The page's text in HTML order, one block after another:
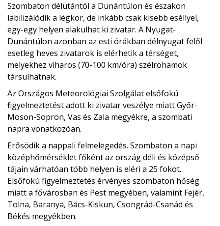
Szombaton délutántól a Dunántúlon és északon
labilizálódik a légkör, de inkább csak kisebb eséllyel,
egy-egy helyen alakulhat ki zivatar. A Nyugat-
Dunántúlon azonban az esti órákban délnyugat felől
esetleg heves zivatarok is elérhetik a térséget,
melyekhez viharos (70-100 km/óra) szélrohamok
társulhatnak.
Az Országos Meteorológiai Szolgálat elsőfokú
figyelmeztetést adott ki zivatar veszélye miatt Győr-
Moson-Sopron, Vas és Zala megyékre, a szombati
napra vonatkozóan.
Erősödik a nappali felmelegedés. Szombaton a napi
középhőmérséklet főként az ország déli és középső
tájain várhatóan több helyen is eléri a 25 fokot.
Elsőfokú figyelmeztetés érvényes szombaton hőség
miatt a fővárosban és Pest megyében, valamint Fejér,
Tolna, Baranya, Bács-Kiskun, Csongrád-Csanád és
Békés megyékben.